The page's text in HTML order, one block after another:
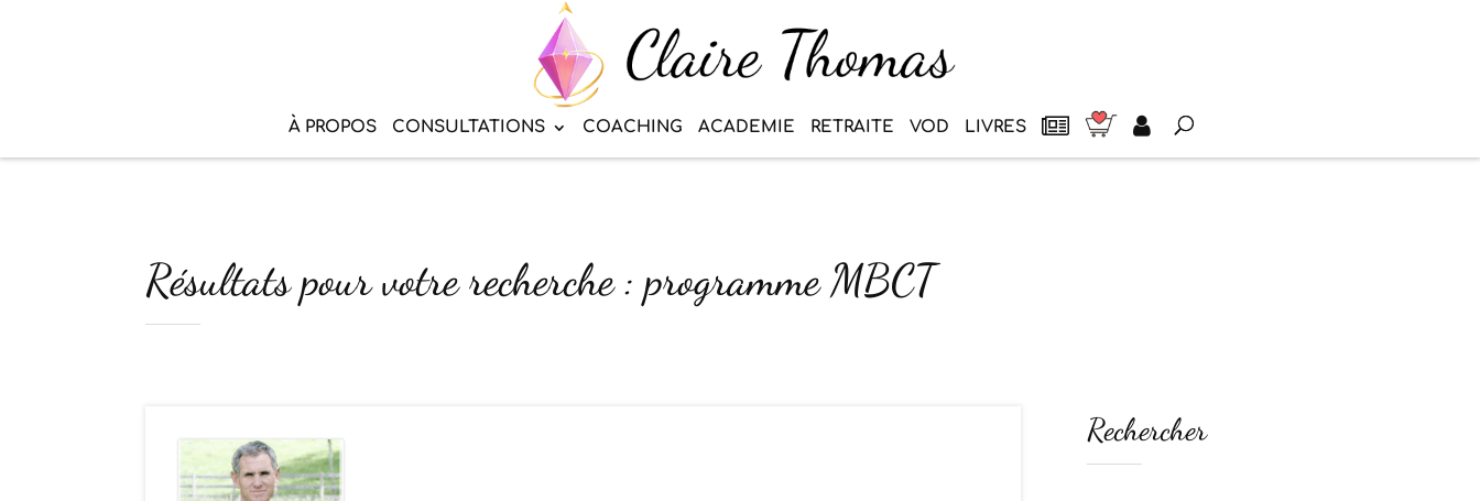
À PROPOS CONSULTATIONS COACHING ACADEMIE RETRAITE VOD LIVRES
Résultats pour votre recherche : programme MBCT
Rechercher